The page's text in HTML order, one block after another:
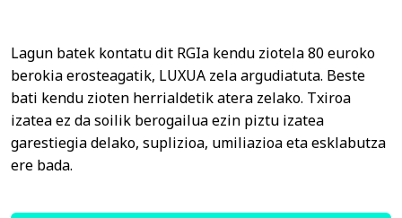
Lagun batek kontatu dit RGIa kendu ziotela 80 euroko
berokia erosteagatik, LUXUA zela argudiatuta. Beste
bati kendu zioten herrialdetik atera zelako. Txiroa
izatea ez da soilik berogailua ezin piztu izatea
garestiegia delako, suplizioa, umiliazioa eta esklabutza
ere bada.